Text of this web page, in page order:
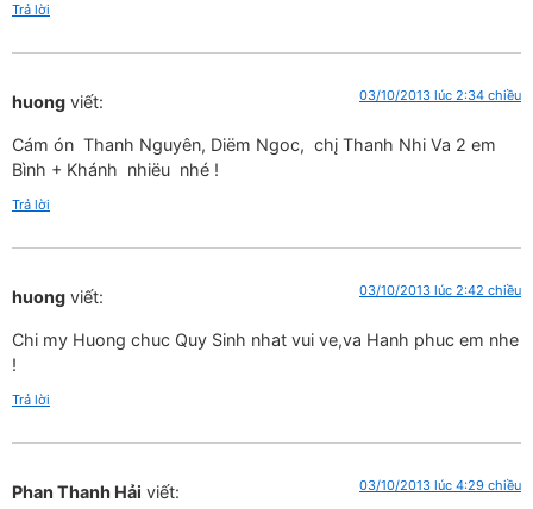
Trả lời
huong viết: 03/10/2013 lúc 2:34 chiều
Cám ón Thanh Nguyên, Diëm Ngoc, chį Thanh Nhi Va 2 em
Bình + Khánh nhiëu nhé !
Trả lời
huong viết: 03/10/2013 lúc 2:42 chiều
Chi my Huong chuc Quy Sinh nhat vui ve,va Hanh phuc em nhe
!
Trả lời
Phan Thanh Hải viết: 03/10/2013 lúc 4:29 chiều